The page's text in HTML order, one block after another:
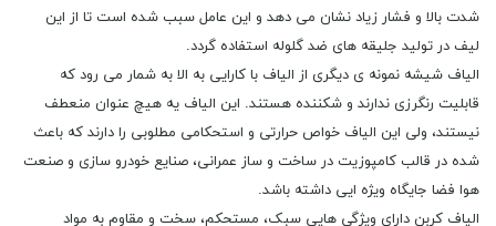
شدت بالا و فشار زیاد نشان می دهد و این عامل سبب شده است تا از این
لیف در تولید جلیقه های ضد گلوله استفاده گردد.
الیاف شیشه نمونه ی دیگری از الیاف با کارایی به الا به شمار می رود که
قابلیت رنگرزی ندارند و شکننده هستند. این الیاف یه هیچ عنوان منعطف
نیستند، ولی این الیاف خواص حرارتی و استحکامی مطلوبی را دارند که باعث
شده در قالب کامپوزیت در ساخت و ساز عمرانی، صنایع خودرو سازی و صنعت
هوا فضا جایگاه ویژه ایی داشته باشد.
الیاف کربن دارای ویژگی هایی سبک، مستحکم، سخت و مقاوم به مواد